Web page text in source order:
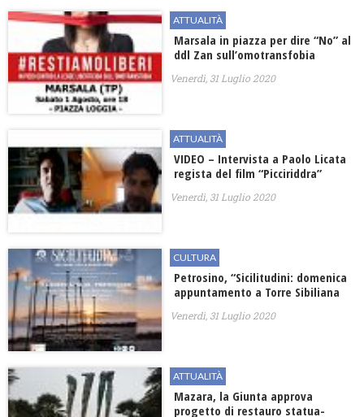
ATTUALITÀ
Marsala in piazza per dire “No” al
ddl Zan sull’omotransfobia
Venerdì, 31 Luglio 2020
ATTUALITÀ
VIDEO – Intervista a Paolo Licata
regista del film “Picciriddra”
Venerdì, 31 Luglio 2020
CULTURA
Petrosino, “Sicilitudini: domenica
appuntamento a Torre Sibiliana
Venerdì, 31 Luglio 2020
ATTUALITÀ
Mazara, la Giunta approva
progetto di restauro statua-